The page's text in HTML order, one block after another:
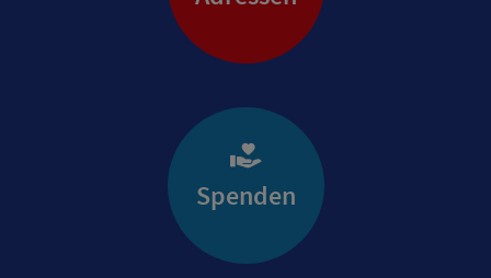
Spenden